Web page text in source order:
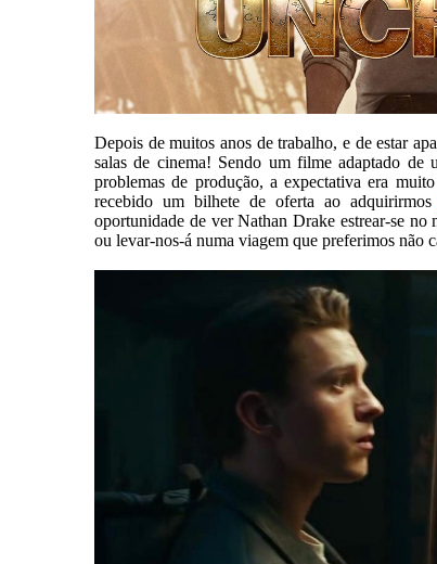
Depois de muitos anos de trabalho, e de estar
salas de cinema! Sendo um filme adaptado
problemas de produção, a expectativa era
recebido um bilhete de oferta ao adquirirmos
oportunidade de ver Nathan Drake estrear-se no
ou levar-nos-á numa viagem que preferimos não